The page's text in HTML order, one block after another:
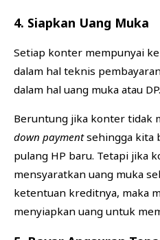
4. Siapkan Uang Muka
Setiap konter mempunyai
dalam hal teknis
dalam hal uang muka atau DP.
Beruntung jika konter tidak
down paymentsehingga kita
pulang HP baru. Tetapi jika
mensyaratkan uang muka
ketentuan kreditnya, maka
menyiapkan uang untuk